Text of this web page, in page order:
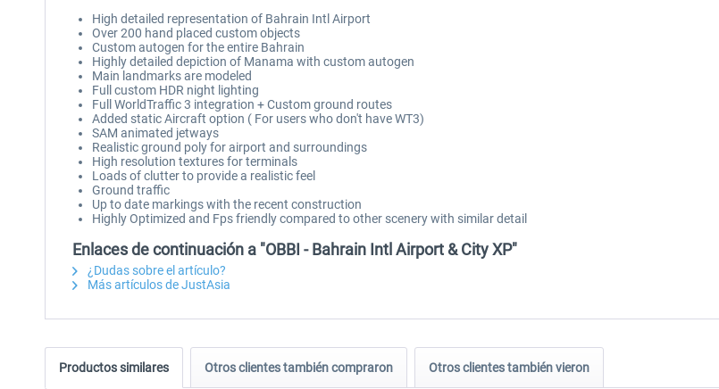
High detailed representation of Bahrain Intl Airport
Over 200 hand placed custom objects
Custom autogen for the entire Bahrain
Highly detailed depiction of Manama with custom autogen
Main landmarks are modeled
Full custom HDR night lighting
Full WorldTraffic 3 integration + Custom ground routes
Added static Aircraft option ( For users who don't have WT3)
SAM animated jetways
Realistic ground poly for airport and surroundings
High resolution textures for terminals
Loads of clutter to provide a realistic feel
Ground traffic
Up to date markings with the recent construction
Highly Optimized and Fps friendly compared to other scenery with similar detail
Enlaces de continuación a "OBBI - Bahrain Intl Airport & City XP"
¿Dudas sobre el artículo?
Más artículos de JustAsia
Productos similares Otros clientes también compraron Otros clientes también vieron